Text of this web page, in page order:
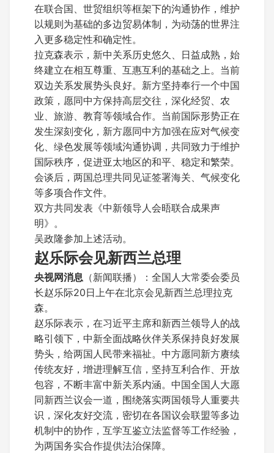
在联合国、世贸组织等框架下的沟通协作，维护
以规则为基础的多边贸易体制，为动荡的世界注
入更多稳定性和确定性。
拉克森表示，新中关系历史悠久、日益成熟，始
终建立在相互尊重、互惠互利的基础之上。当前
双边关系发展势头良好。新方坚持奉行一个中国
政策，愿同中方保持高层交往，深化经贸、农
业、旅游、教育等领域合作。当前国际形势正在
发生深刻变化，新方愿同中方加强在应对气候变
化、绿色发展等领域沟通协调，共同致力于维护
国际秩序，促进亚太地区的和平、稳定和繁荣。
会谈后，两国总理共同见证签署海关、气候变化
等多项合作文件。
双方共同发表《中新领导人会晤联合成果声
明》。
吴政隆参加上述活动。
赵乐际会见新西兰总理
央视网消息 （新闻联播）：全国人大常委会委员
长赵乐际20日上午在北京会见新西兰总理拉克
森。
赵乐际表示，在习近平主席和新西兰领导人的战
略引领下，中新全面战略伙伴关系保持良好发展
势头，给两国人民带来福祉。中方愿同新方赓续
传统友好，增进理解互信，坚持互利合作、开放
包容，不断丰富中新关系内涵。中国全国人大愿
同新西兰议会一道，围绕落实两国领导人重要共
识，深化友好交流，密切在各国议会联盟等多边
机制中的协作，互学互鉴立法监督等工作经验，
为两国务实合作提供法治保障。